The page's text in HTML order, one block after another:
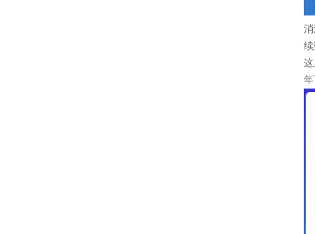
年